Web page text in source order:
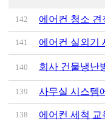
142 에어컨 청소
141 에어컨 실외기
140 회사 건물냉난
139 사무실 시스템
138 에어컨 세척 교